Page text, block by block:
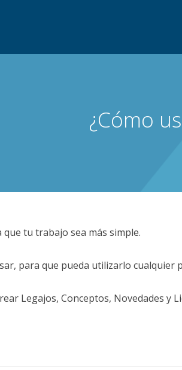
¿Cómo
que tu trabajo sea más simple.
para que pueda utilizarlo cualquier
Legajos, Conceptos, Novedades y